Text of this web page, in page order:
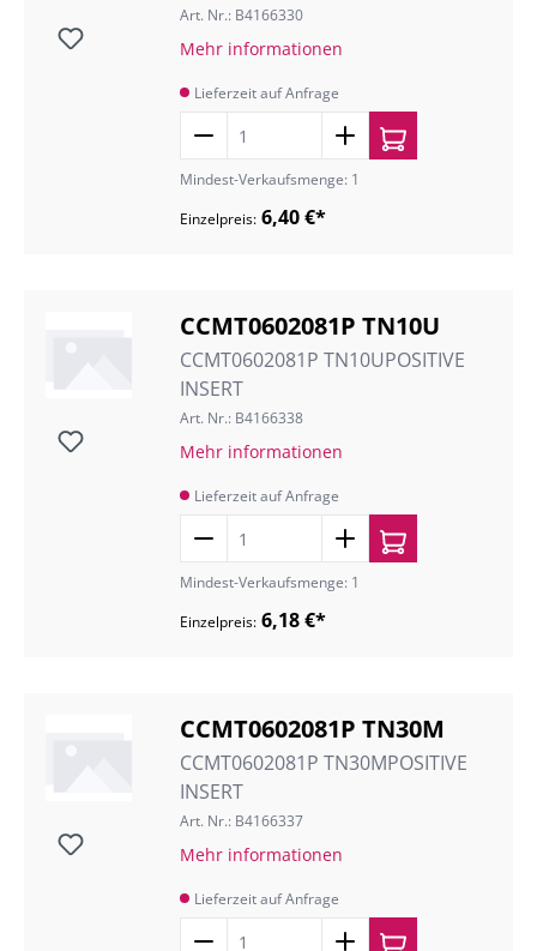
Art. Nr.: B4166330
Mehr informationen
Lieferzeit auf Anfrage
Mindest-Verkaufsmenge: 1
Einzelpreis: 6,40 €*
CCMT0602081P TN10U
CCMT0602081P TN10UPOSITIVE
INSERT
Art. Nr.: B4166338
Mehr informationen
Lieferzeit auf Anfrage
Mindest-Verkaufsmenge: 1
Einzelpreis: 6,18 €*
CCMT0602081P TN30M
CCMT0602081P TN30MPOSITIVE
INSERT
Art. Nr.: B4166337
Mehr informationen
Lieferzeit auf Anfrage